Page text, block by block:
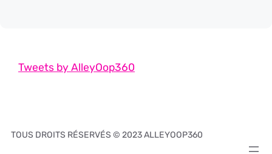
Tweets by AlleyOop360
TOUS DROITS RÉSERVÉS © 2023 ALLEYOOP360